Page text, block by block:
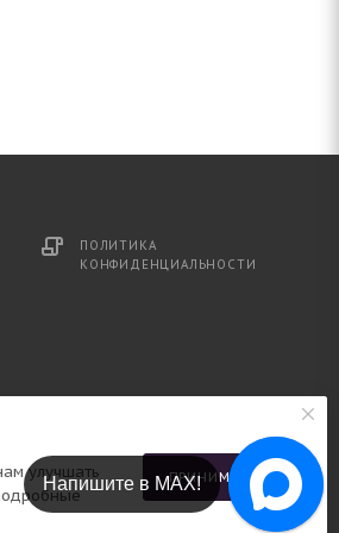
ПОЛИТИКА
КОНФИДЕНЦИАЛЬНОСТИ
улучшать
ПРИНИМАЮ
Напишите в МАХ!